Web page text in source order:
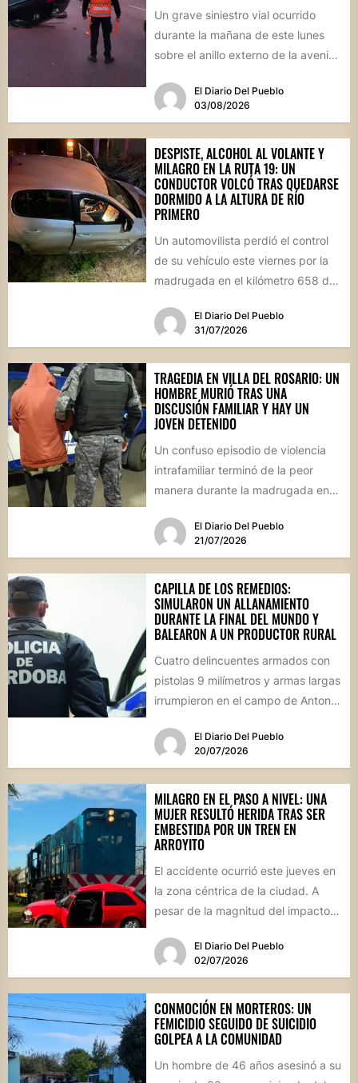
Un grave siniestro vial ocurrido
durante la mañana de este lunes
sobre el anillo externo de la avenida
El Diario Del Pueblo
03/08/2026
DESPISTE, ALCOHOL AL VOLANTE Y
MILAGRO EN LA RUTA 19: UN
CONDUCTOR VOLCÓ TRAS QUEDARSE
DORMIDO A LA ALTURA DE RÍO
PRIMERO
Un automovilista perdió el control
de su vehículo este viernes por la
madrugada en el kilómetro 658 de
El Diario Del Pueblo
31/07/2026
TRAGEDIA EN VILLA DEL ROSARIO: UN
HOMBRE MURIÓ TRAS UNA
DISCUSIÓN FAMILIAR Y HAY UN
JOVEN DETENIDO
Un confuso episodio de violencia
intrafamiliar terminó de la peor
manera durante la madrugada en
El Diario Del Pueblo
21/07/2026
CAPILLA DE LOS REMEDIOS:
SIMULARON UN ALLANAMIENTO
DURANTE LA FINAL DEL MUNDO Y
BALEARON A UN PRODUCTOR RURAL
Cuatro delincuentes armados con
pistolas 9 milímetros y armas largas
irrumpieron en el campo de Antonio
El Diario Del Pueblo
20/07/2026
MILAGRO EN EL PASO A NIVEL: UNA
MUJER RESULTÓ HERIDA TRAS SER
EMBESTIDA POR UN TREN EN
ARROYITO
El accidente ocurrió este jueves en
la zona céntrica de la ciudad. A
pesar de la magnitud del impacto,
El Diario Del Pueblo
02/07/2026
CONMOCIÓN EN MORTEROS: UN
FEMICIDIO SEGUIDO DE SUICIDIO
GOLPEA A LA COMUNIDAD
Un hombre de 46 años asesinó a su